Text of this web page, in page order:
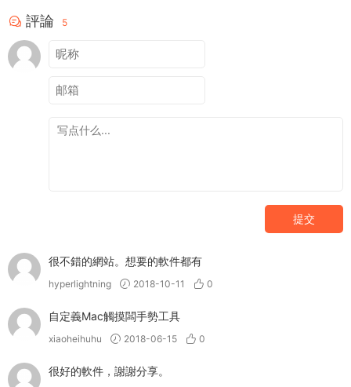
評論 5
提交
很不錯的網站。想要的軟件都有
hyperlightning 2018-10-11 0
自定義Mac觸摸闆手勢工具
xiaoheihuhu 2018-06-15 0
很好的軟件，謝謝分享。